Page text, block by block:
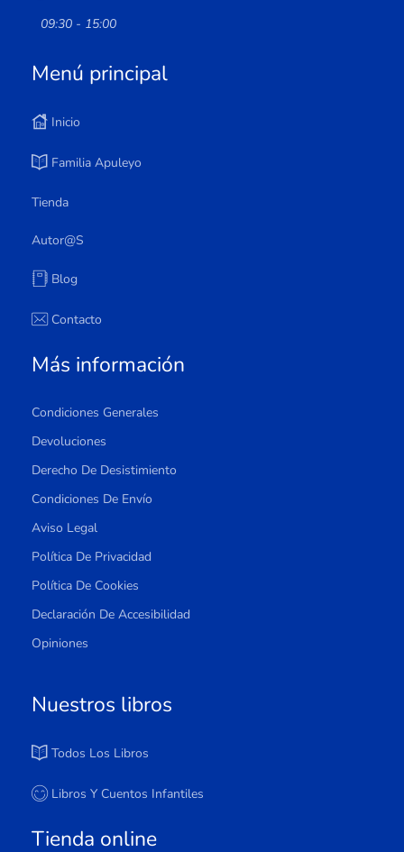
09:30 - 15:00
Menú principal
Inicio
Familia Apuleyo
Tienda
Autor@s
Blog
Contacto
Más información
Condiciones Generales
Devoluciones
Derecho De Desistimiento
Condiciones De Envío
Aviso Legal
Política De Privacidad
Política De Cookies
Declaración De Accesibilidad
Opiniones
Nuestros libros
Todos Los Libros
Libros Y Cuentos Infantiles
Tienda online